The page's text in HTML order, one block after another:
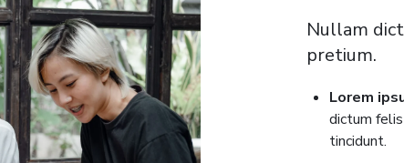
Nullam
pretium.
Lorem
dictum
tincidunt.